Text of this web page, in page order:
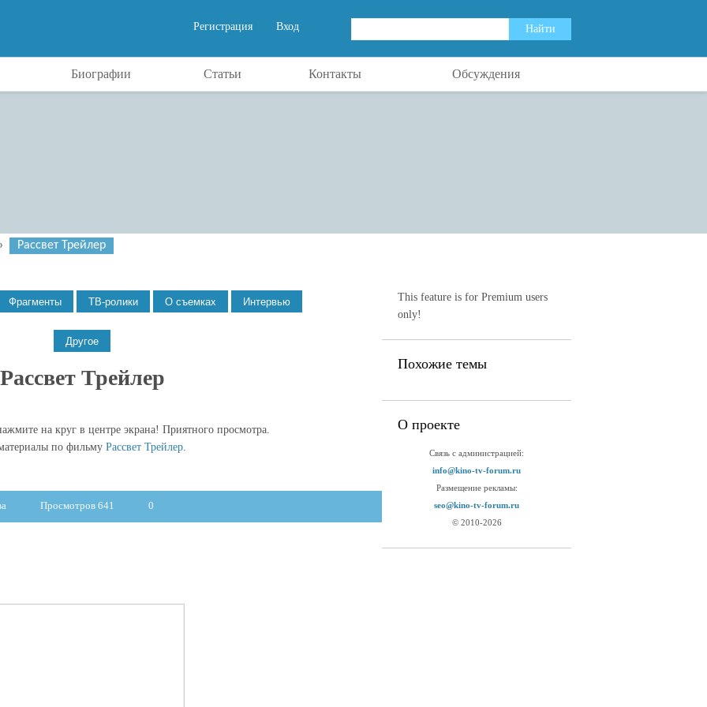
Вход
Регистрация
Биографии Статьи Контакты Обсуждения
Рассвет Трейлер
Рассвет Трейлер
на круг в центре экрана! Приятного просмотра.
по фильму Рассвет Трейлер.
Просмотров 641 0
This feature is for Premium users
only!
Похожие темы
О проекте
Связь с администрацией:
info@kino-tv-forum.ru
Размещение рекламы:
seo@kino-tv-forum.ru
© 2010-2026